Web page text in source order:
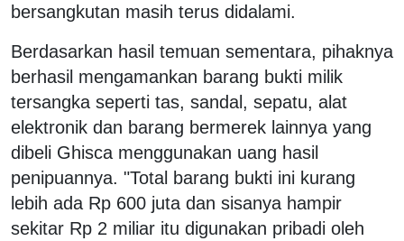
bersangkutan masih terus didalami.
Berdasarkan hasil temuan sementara, pihaknya
berhasil mengamankan barang bukti milik
tersangka seperti tas, sandal, sepatu, alat
elektronik dan barang bermerek lainnya yang
dibeli Ghisca menggunakan uang hasil
penipuannya. "Total barang bukti ini kurang
lebih ada Rp 600 juta dan sisanya hampir
sekitar Rp 2 miliar itu digunakan pribadi oleh